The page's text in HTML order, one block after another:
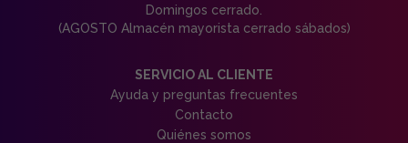
Domingos cerrado.
(AGOSTO Almacén mayorista cerrado sábados)
SERVICIO AL CLIENTE
Ayuda y preguntas frecuentes
Contacto
Quiénes somos